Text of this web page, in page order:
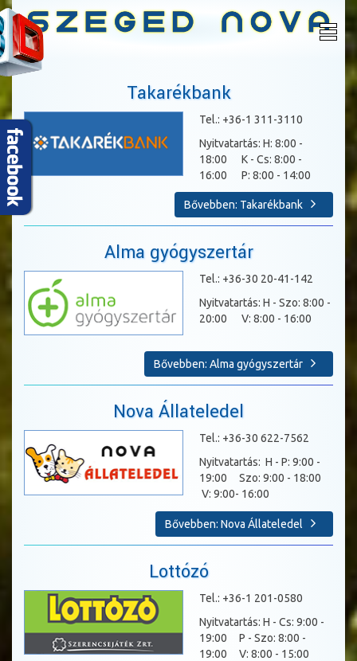
Takarékbank
Tel.: +36-1 311-3110
Nyitvatartás: H: 8:00 -
18:00 K - Cs: 8:00 -
16:00 P: 8:00 - 14:00
Bővebben: Takarékbank
Alma gyógyszertár
Tel.: +36-30 20-41-142
Nyitvatartás: H - Szo: 8:00 -
20:00 V: 8:00 - 16:00
Bővebben: Alma gyógyszertár
Nova Állateledel
Tel.: +36-30 622-7562
Nyitvatartás: H - P: 9:00 -
19:00 Szo: 9:00 - 18:00
V: 9:00- 16:00
Bővebben: Nova Állateledel
Lottózó
Tel.: +36-1 201-0580
Nyitvatartás: H - Cs: 9:00 -
19:00 P - Szo: 8:00 -
19:00 V: 8:00 - 15:00